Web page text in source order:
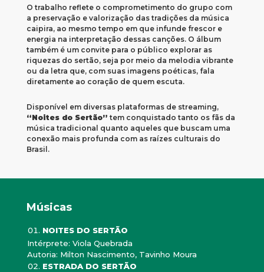
O trabalho reflete o comprometimento do grupo com
a preservação e valorização das tradições da música
caipira, ao mesmo tempo em que infunde frescor e
energia na interpretação dessas canções. O álbum
também é um convite para o público explorar as
riquezas do sertão, seja por meio da melodia vibrante
ou da letra que, com suas imagens poéticas, fala
diretamente ao coração de quem escuta.
Disponível em diversas plataformas de streaming,
“Noites do Sertão” tem conquistado tanto os fãs da
música tradicional quanto aqueles que buscam uma
conexão mais profunda com as raízes culturais do
Brasil.
Músicas
NOITES DO SERTÃO
Intérprete: Viola Quebrada
Autoria: Milton Nascimento, Tavinho Moura
ESTRADA DO SERTÃO